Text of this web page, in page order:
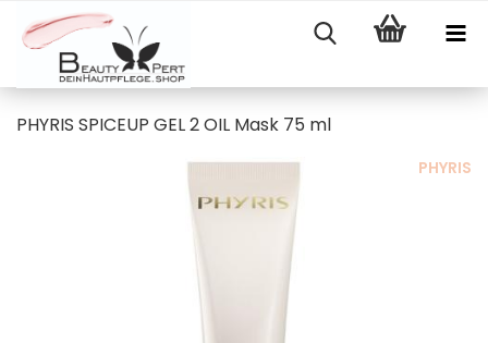
PHYRIS SPICEUP GEL 2 OIL Mask 75 ml
PHYRIS